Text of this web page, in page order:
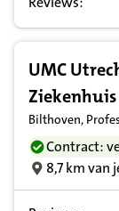
UMC
Ziekenhuis
Bilthoven,
Contract:
8,7 km van